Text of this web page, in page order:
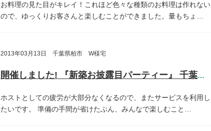
お料理の見た目がキレイ！これほど色々な種類のお料理は作れない
ので、ゆっくりお客さんと楽しむことができました。量もちょ…
2013年03月13日 千葉県柏市 W様宅
開催しました! 『新築お披露目パーティー』 千葉県柏市 W様宅
ホストとしての疲労が大部分なくなるので、またサービスを利用し
たいです。
準備の手間が省けたぶん、みんなで楽しむこと…